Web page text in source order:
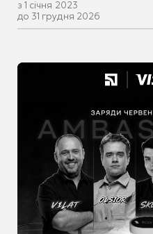
з 1 січня 2023
до 31 грудня 2026